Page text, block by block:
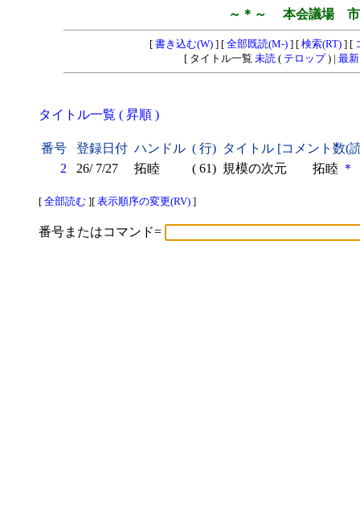
～＊～ 本会議場 市
[ 書き込む(W)] [ 全部既読(M-)] [ 検索(RT)] [
[ タイトル一覧 未読( テロップ) | 最新
タイトル一覧 ( 昇順 )
番号 登録日付 ハンドル ( 行) タイトル [コメント数(
2
26/ 7/27 拓睦 ( 61) 規模の次元 拓睦 ＊
[ 全部読む ][ 表示順序の変更(RV) ]
番号またはコマンド=